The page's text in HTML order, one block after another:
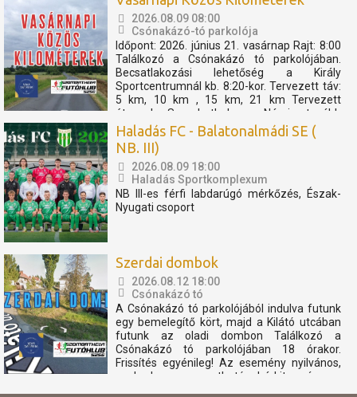
való közös bemelegítést követően....
2026.08.09 08:00
Csónakázó-tó parkolója
Időpont: 2026. június 21. vasárnap Rajt: 8:00
Találkozó a Csónakázó tó parkolójában.
Becsatlakozási lehetőség a Király
Sportcentrumnál kb. 8:20-kor. Tervezett táv:
5 km, 10 km , 15 km, 21 km Tervezett
útvonal: Szombathely - Nárai -tovább
Pornóapáti felé, féltávnál fordulással. A
rövidebb távok féltávnál...
Haladás FC - Balatonalmádi SE (
NB. III)
2026.08.09 18:00
Haladás Sportkomplexum
NB III-es férfi labdarúgó mérkőzés, Észak-
Nyugati csoport
Szerdai dombok
2026.08.12 18:00
Csónakázó tó
A Csónakázó tó parkolójából indulva futunk
egy bemelegítő kört, majd a Kilátó utcában
futunk az oladi dombon Találkozó a
Csónakázó tó parkolójában 18 órakor.
Frissítés egyénileg! Az esemény nyilvános,
szabadon megosztható, bárkit szívesen